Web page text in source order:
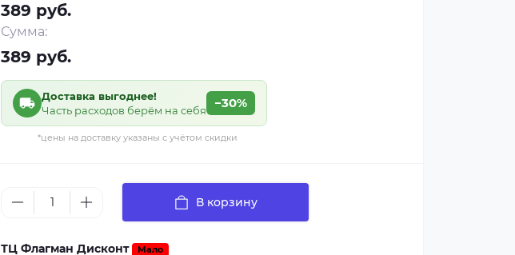
389 руб.
Сумма:
389 руб.
Доставка выгоднее!
Часть расходов берём на себя
−30%
*цены на доставку указаны с учётом скидки
В корзину
ТЦ Флагман Дисконт Мало